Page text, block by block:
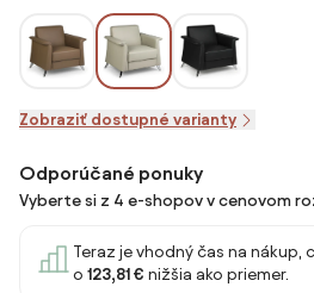
Zobraziť dostupné varianty
Odporúčané ponuky
Vyberte si z 4 e-shopov v cenovom
Teraz je vhodný čas na nákup,
o 123,81 € nižšia ako priemer.